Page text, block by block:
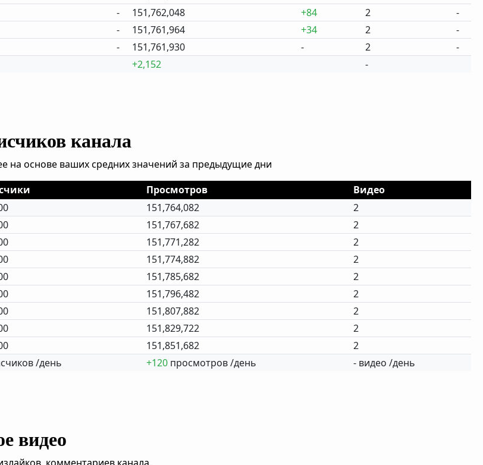
- 151,762,048 +84 2
-
- 151,761,964 +34 2
-
- 151,761,930 - 2
-
+2,152 -
канала
на основе ваших средних значений за предыдущие дни
Просмотров
Видео
151,764,082
2
151,767,682
2
151,771,282
2
151,774,882
2
151,785,682
2
151,796,482
2
151,807,882
2
151,829,722
2
151,851,682
2
/день +120 просмотров /день - видео /день
видео